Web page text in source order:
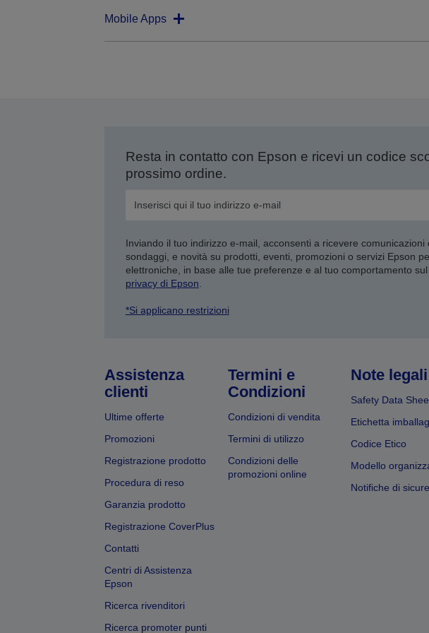
Mobile Apps
Resta in contatto con Epson e ricevi un codice
prossimo ordine.
Inviando il tuo indirizzo e-mail, acconsenti a ricevere
sondaggi, e novità su prodotti, eventi, promozioni o servizi Epson
elettroniche, in base alle tue preferenze e al tuo comportamento sul
privacy di Epson.
*Si applicano restrizioni
Assistenza
clienti
Ultime offerte
Promozioni
Registrazione prodotto
Procedura di reso
Garanzia prodotto
Registrazione CoverPlus
Contatti
Centri di Assistenza
Epson
Ricerca rivenditori
Ricerca promoter punti
Termini e
Condizioni
Condizioni di vendita
Termini di utilizzo
Condizioni delle
promozioni online
Note legali
Safety Data
Etichetta
Codice Etico
Modello
Notifiche di